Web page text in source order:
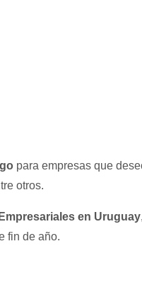
para empresas que
otros.
en Uruguay
fin de año.